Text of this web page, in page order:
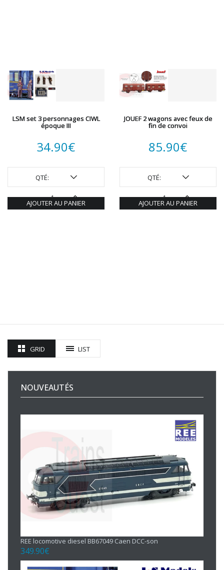
LSM set 3 personnages CIWL
époque III
34.90€
QTÉ:
AJOUTER AU PANIER
JOUEF 2 wagons avec feux de
fin de convoi
85.90€
QTÉ:
AJOUTER AU PANIER
GRID LIST
NOUVEAUTÉS
REE locomotive diesel BB67049 Caen DCC-son
349.90€